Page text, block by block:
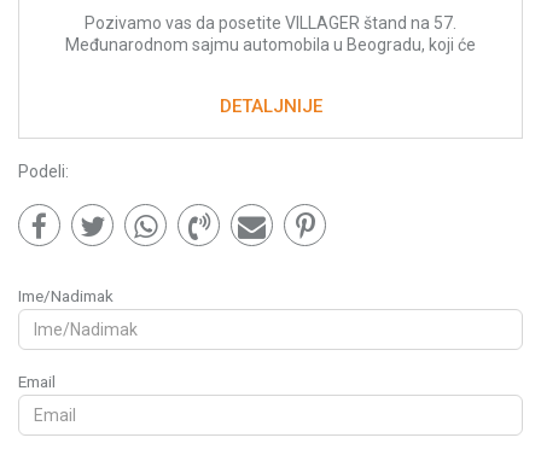
VOZILIMA
Pozivamo vas da posetite VILLAGER štand na 57.
Međunarodnom sajmu automobila u Beogradu, koji će
DETALJNIJE
Podeli:
Ime/Nadimak
Email